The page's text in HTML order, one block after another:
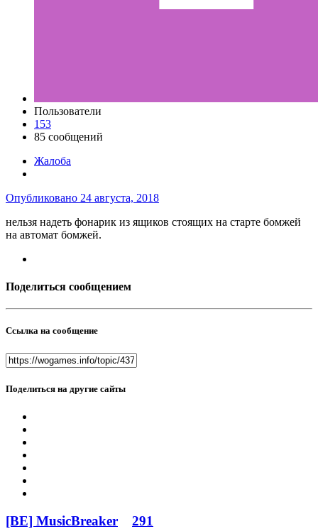
Пользователи
153
85 сообщений
Жалоба
Опубликовано 24 августа, 2018
нельзя надеть фонарик из ящиков стоящих на старте бомжей
на автомат бомжей.
Поделиться сообщением
Ссылка на сообщение
Поделиться на другие сайты
[BE] MusicBreaker 291